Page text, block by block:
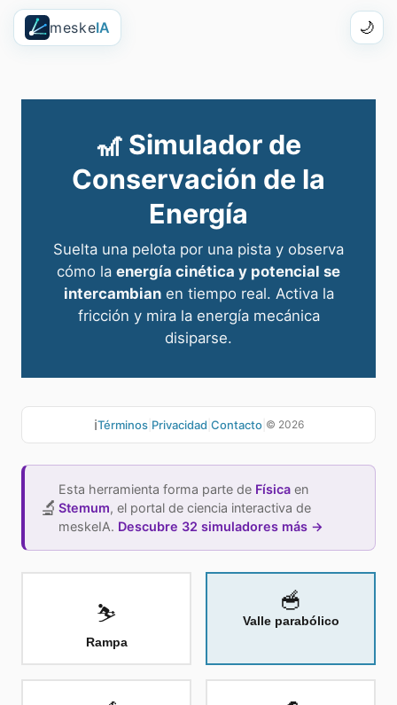
meskeIA 🌙
🎢 Simulador de
Conservación de la
Energía
Suelta una pelota por una pista y observa
cómo la energía cinética y potencial se
intercambianen tiempo real. Activa la
fricción y mira la energía mecánica
disiparse.
ℹ️Términos| Privacidad Contacto| © 2026
🔬
Esta herramienta forma parte de Física en
Stemum, el portal de ciencia interactiva de
meskeIA. Descubre 32 simuladores más →
⛷️
Rampa
🥣
Valle parabólico